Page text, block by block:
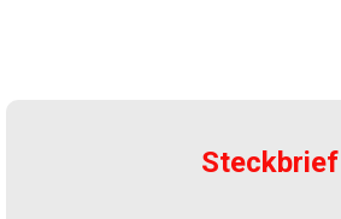
Steckbrief